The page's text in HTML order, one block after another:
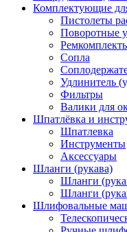
Комплектующие
Пистолеты
Поворотные
Сопла
Удлинитель
Фильтры
Валики для
Шпатлёвка и
Шпатлевка
Инструменты
Аксессуары
Шланги (рукава)
Шланги
Шланги
Шлифовальные